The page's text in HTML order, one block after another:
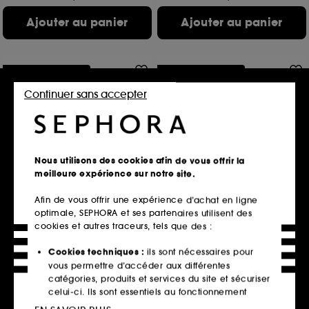
Ajouter au panier Ajouter au panier
Active Smooth
Vernis Make-up & Soin
569
12,00€
Prix d'origine : 16,00€ -25%
4 teintes disponibles
Ajouter au panier
Touche Éclat Le Stylo
6376
32,25€
Prix d'origine : 43,00€ -25%
7 teintes disponibles
Ajouter au panier
Nous utilisons des cookies afin de vous offrir la
meilleure expérience sur notre site.
Afin de vous offrir une expérience d’achat en ligne
optimale, SEPHORA et ses partenaires utilisent des
cookies et autres traceurs, tels que des :
Cookies techniques : ils sont nécessaires pour
vous permettre d’accéder aux différentes
catégories, produits et services du site et sécuriser
celui-ci. Ils sont essentiels au fonctionnement
technique du site et ne peuvent être désactivés.
Continuer sans accepter